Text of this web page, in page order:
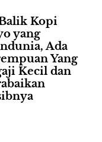
Kopi
yang
Ada
Yang
Kecil dan